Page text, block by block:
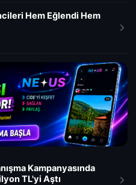
Hem Eğlendi Hem
Kampanyasında
TL'yi Aştı